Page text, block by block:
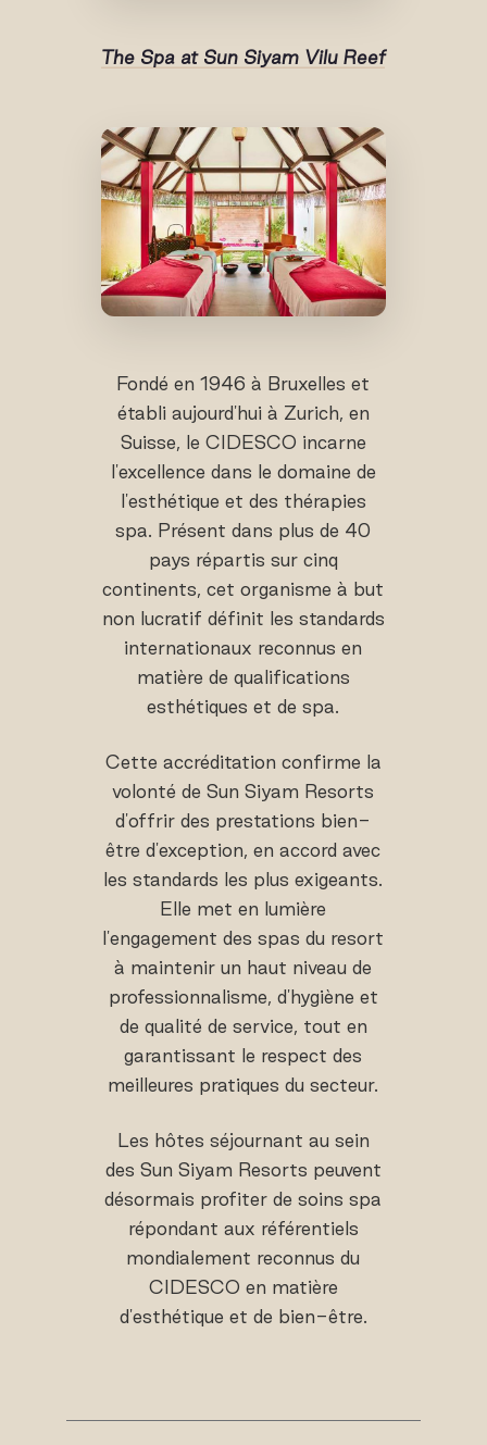
The Spa at Sun Siyam Vilu Reef
Fondé en 1946 à Bruxelles et
établi aujourd'hui à Zurich, en
Suisse, le CIDESCO incarne
l'excellence dans le domaine de
l'esthétique et des thérapies
spa. Présent dans plus de 40
pays répartis sur cinq
continents, cet organisme à but
non lucratif définit les standards
internationaux reconnus en
matière de qualifications
esthétiques et de spa.
Cette accréditation confirme la
volonté de Sun Siyam Resorts
d'offrir des prestations bien-
être d'exception, en accord avec
les standards les plus exigeants.
Elle met en lumière
l'engagement des spas du resort
à maintenir un haut niveau de
professionnalisme, d'hygiène et
de qualité de service, tout en
garantissant le respect des
meilleures pratiques du secteur.
Les hôtes séjournant au sein
des Sun Siyam Resorts peuvent
désormais profiter de soins spa
répondant aux référentiels
mondialement reconnus du
CIDESCO en matière
d'esthétique et de bien-être.